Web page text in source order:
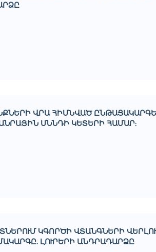
ՎՐԱ ՀԻՄՆՎԱԾ
ՍՆՆԴԻ ԿԵՏԵՐԻ ՀԱՄԱՐ:
ԿԳՈՐԾԻ ՎՏԱՆԳՆԵՐԻ
ԼՈՒՐԵՐԻ ԱՆԴՐԱԴԱՐՁԸ